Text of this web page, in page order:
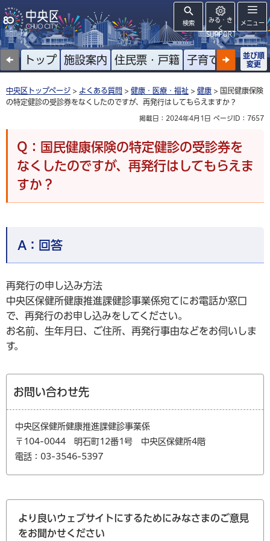
検索
みる・き
く
SUPPORT
メニュー
トップ 施設案内 住民票・戸籍 子育て 高齢者
並び順
変更
中央区トップページ > よくある質問 > 健康・医療・福祉 > 健康 > 国民健康保険
の特定健診の受診券をなくしたのですが、再発行はしてもらえますか？
掲載日：2024年4月1日 ページID：7657
Q：国民健康保険の特定健診の受診券を
なくしたのですが、再発行はしてもらえま
すか？
A： 回答
再発行の申し込み方法
中央区保健所健康推進課健診事業係宛てにお電話か窓口
で、再発行のお申し込みをしてください。
お名前、生年月日、ご住所、再発行事由などをお伺いしま
す。
お問い合わせ先
中央区保健所健康推進課健診事業係
〒104-0044 明石町12番1号 中央区保健所4階
電話：03-3546-5397
より良いウェブサイトにするためにみなさまのご意見
をお聞かせください